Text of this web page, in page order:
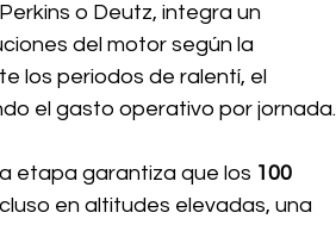
o Deutz, integra un
del motor según la
los periodos de ralentí, el
el gasto operativo por jornada.
etapa garantiza que los 100
en altitudes elevadas, una